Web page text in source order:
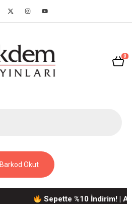
0
Barkod Okut
Sepette %10 İndirim! |